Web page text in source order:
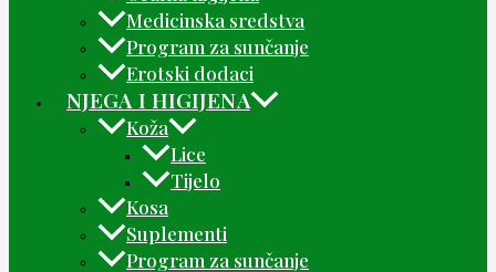
Medicinska sredstva
Program za sunčanje
Erotski dodaci
NJEGA I HIGIJENA
Koža
Lice
Tijelo
Kosa
Suplementi
Program za sunčanje